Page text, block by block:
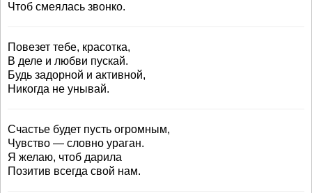
Чтоб смеялась звонко.
Повезет тебе, красотка,
В деле и любви пускай.
Будь задорной и активной,
Никогда не унывай.
Счастье будет пусть огромным,
Чувство — словно ураган.
Я желаю, чтоб дарила
Позитив всегда свой нам.